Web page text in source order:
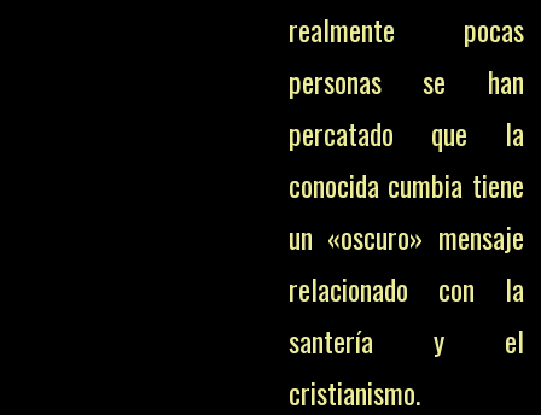
realmente pocas
personas se han
percatado que la
conocida cumbia tiene
un «oscuro» mensaje
relacionado con la
santería y el
cristianismo.